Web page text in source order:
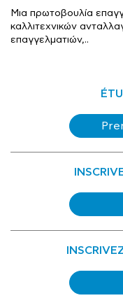
Μια πρωτοβουλία
καλλιτεχνικών
επαγγελματιών,..